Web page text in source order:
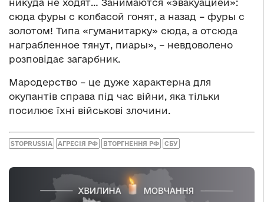
никуда не ходят… Занимаются «эвакуацией»:
сюда фуры с колбасой гонят, а назад – фуры с
золотом! Типа «гуманитарку» сюда, а отсюда
награбленное тянут, пиары», – невдоволено
розповідає загарбник.
Мародерство – це дуже характерна для
окупантів справа під час війни, яка тільки
посилює їхні військові злочини.
STOPRUSSIA АГРЕСІЯ РФ ВТОРГНЕННЯ РФ СБУ